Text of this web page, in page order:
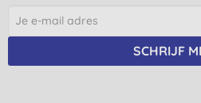
SCHRIJF